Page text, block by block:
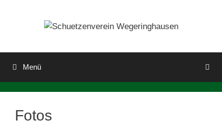
Menü
Fotos